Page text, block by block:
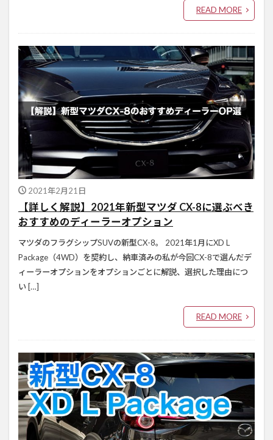
READ MORE
2021年2月21日
【詳しく解説】2021年新型マツダ CX-8に選ぶべき
おすすめのディーラーオプション
マツダのフラグシップSUVの新型CX-8。 2021年1月にXD L
Package（4WD）を契約し、納車済みの私が今回CX-8で選んだデ
ィーラーオプションをオプションごとに解説、選択した理由につ
い […]
READ MORE